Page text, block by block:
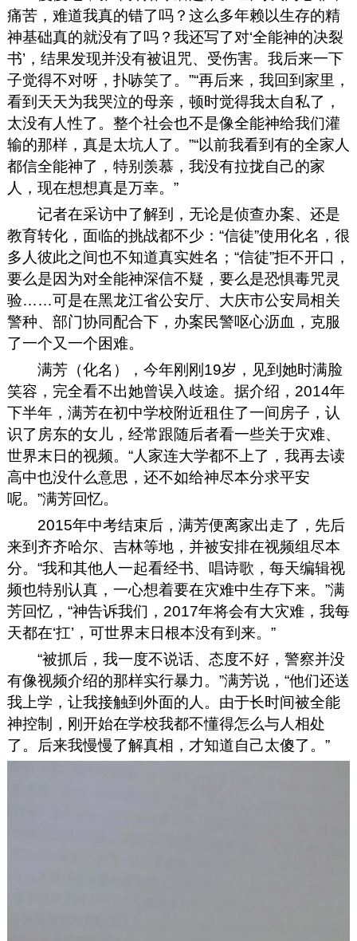
痛苦，难道我真的错了吗？这么多年赖以生存的精
神基础真的就没有了吗？我还写了对‘全能神的决裂
书’，结果发现并没有被诅咒、受伤害。我后来一下
子觉得不对呀，扑哧笑了。”“再后来，我回到家里，
看到天天为我哭泣的母亲，顿时觉得我太自私了，
太没有人性了。整个社会也不是像全能神给我们灌
输的那样，真是太坑人了。”“以前我看到有的全家人
都信全能神了，特别羡慕，我没有拉拢自己的家
人，现在想想真是万幸。”
记者在采访中了解到，无论是侦查办案、还是
教育转化，面临的挑战都不少：“信徒”使用化名，很
多人彼此之间也不知道真实姓名；“信徒”拒不开口，
要么是因为对全能神深信不疑，要么是恐惧毒咒灵
验……可是在黑龙江省公安厅、大庆市公安局相关
警种、部门协同配合下，办案民警呕心沥血，克服
了一个又一个困难。
满芳（化名），今年刚刚19岁，见到她时满脸
笑容，完全看不出她曾误入歧途。据介绍，2014年
下半年，满芳在初中学校附近租住了一间房子，认
识了房东的女儿，经常跟随后者看一些关于灾难、
世界末日的视频。“人家连大学都不上了，我再去读
高中也没什么意思，还不如给神尽本分求平安
呢。”满芳回忆。
2015年中考结束后，满芳便离家出走了，先后
来到齐齐哈尔、吉林等地，并被安排在视频组尽本
分。“我和其他人一起看经书、唱诗歌，每天编辑视
频也特别认真，一心想着要在灾难中生存下来。”满
芳回忆，“神告诉我们，2017年将会有大灾难，我每
天都在‘扛’，可世界末日根本没有到来。”
“被抓后，我一度不说话、态度不好，警察并没
有像视频介绍的那样实行暴力。”满芳说，“他们还送
我上学，让我接触到外面的人。由于长时间被全能
神控制，刚开始在学校我都不懂得怎么与人相处
了。后来我慢慢了解真相，才知道自己太傻了。”